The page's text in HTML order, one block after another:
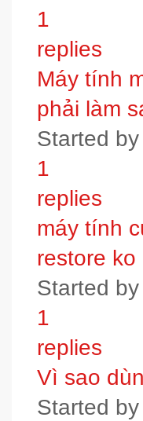
1
replies
Máy tính
phải làm
Started by
1
replies
máy tính
restore
Started by
1
replies
Vì sao
Started by